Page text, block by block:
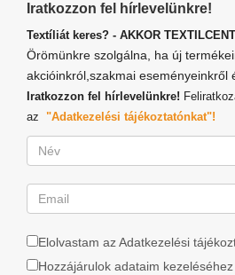
Iratkozzon fel hírlevelünkre!
Textíliát keres? - AKKOR
Örömünkre szolgálna, ha új
akcióinkról,szakmai eseményeinkről
Iratkozzon fel hírlevelünkre!
az "Adatkezelési tájékoztatónkat"!
Elolvastam az Adatkezelési
Hozzájárulok adataim kezeléséhez